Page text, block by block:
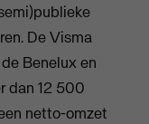
De Visma
Benelux en
dan 12 500
netto-omzet